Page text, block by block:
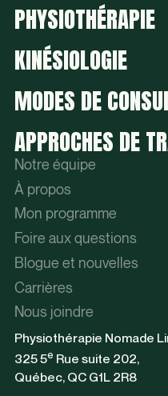
PHYSIOTHÉRAPIE
KINÉSIOLOGIE
MODES DE
APPROCHES DE
Notre équipe
À propos
Mon programme
Foire aux questions
Blogue et nouvelles
Carrières
Nous joindre
Physiothérapie Nomade
325 5e Rue suite 202,
Québec, QC G1L 2R8